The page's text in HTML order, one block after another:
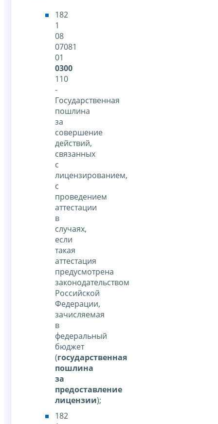
182
1
08
07081
01
0300
110
-
Государственная
пошлина
за
совершение
действий,
связанных
с
лицензированием,
с
проведением
аттестации
в
случаях,
если
такая
аттестация
предусмотрена
законодательством
Российской
Федерации,
зачисляемая
в
федеральный
бюджет
(государственная
пошлина
за
предоставление
лицензии);
182